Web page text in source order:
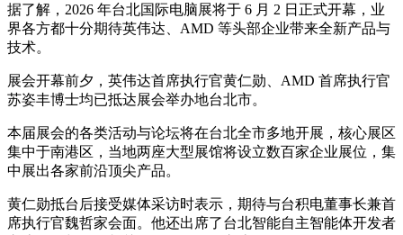
据了解，2026 年台北国际电脑展将于 6 月 2 日正式开幕，业
界各方都十分期待英伟达、AMD 等头部企业带来全新产品与
技术。
展会开幕前夕，英伟达首席执行官黄仁勋、AMD 首席执行官
苏姿丰博士均已抵达展会举办地台北市。
本届展会的各类活动与论坛将在台北全市多地开展，核心展区
集中于南港区，当地两座大型展馆将设立数百家企业展位，集
中展出各家前沿顶尖产品。
黄仁勋抵台后接受媒体采访时表示，期待与台积电董事长兼首
席执行官魏哲家会面。他还出席了台北智能自主智能体开发者